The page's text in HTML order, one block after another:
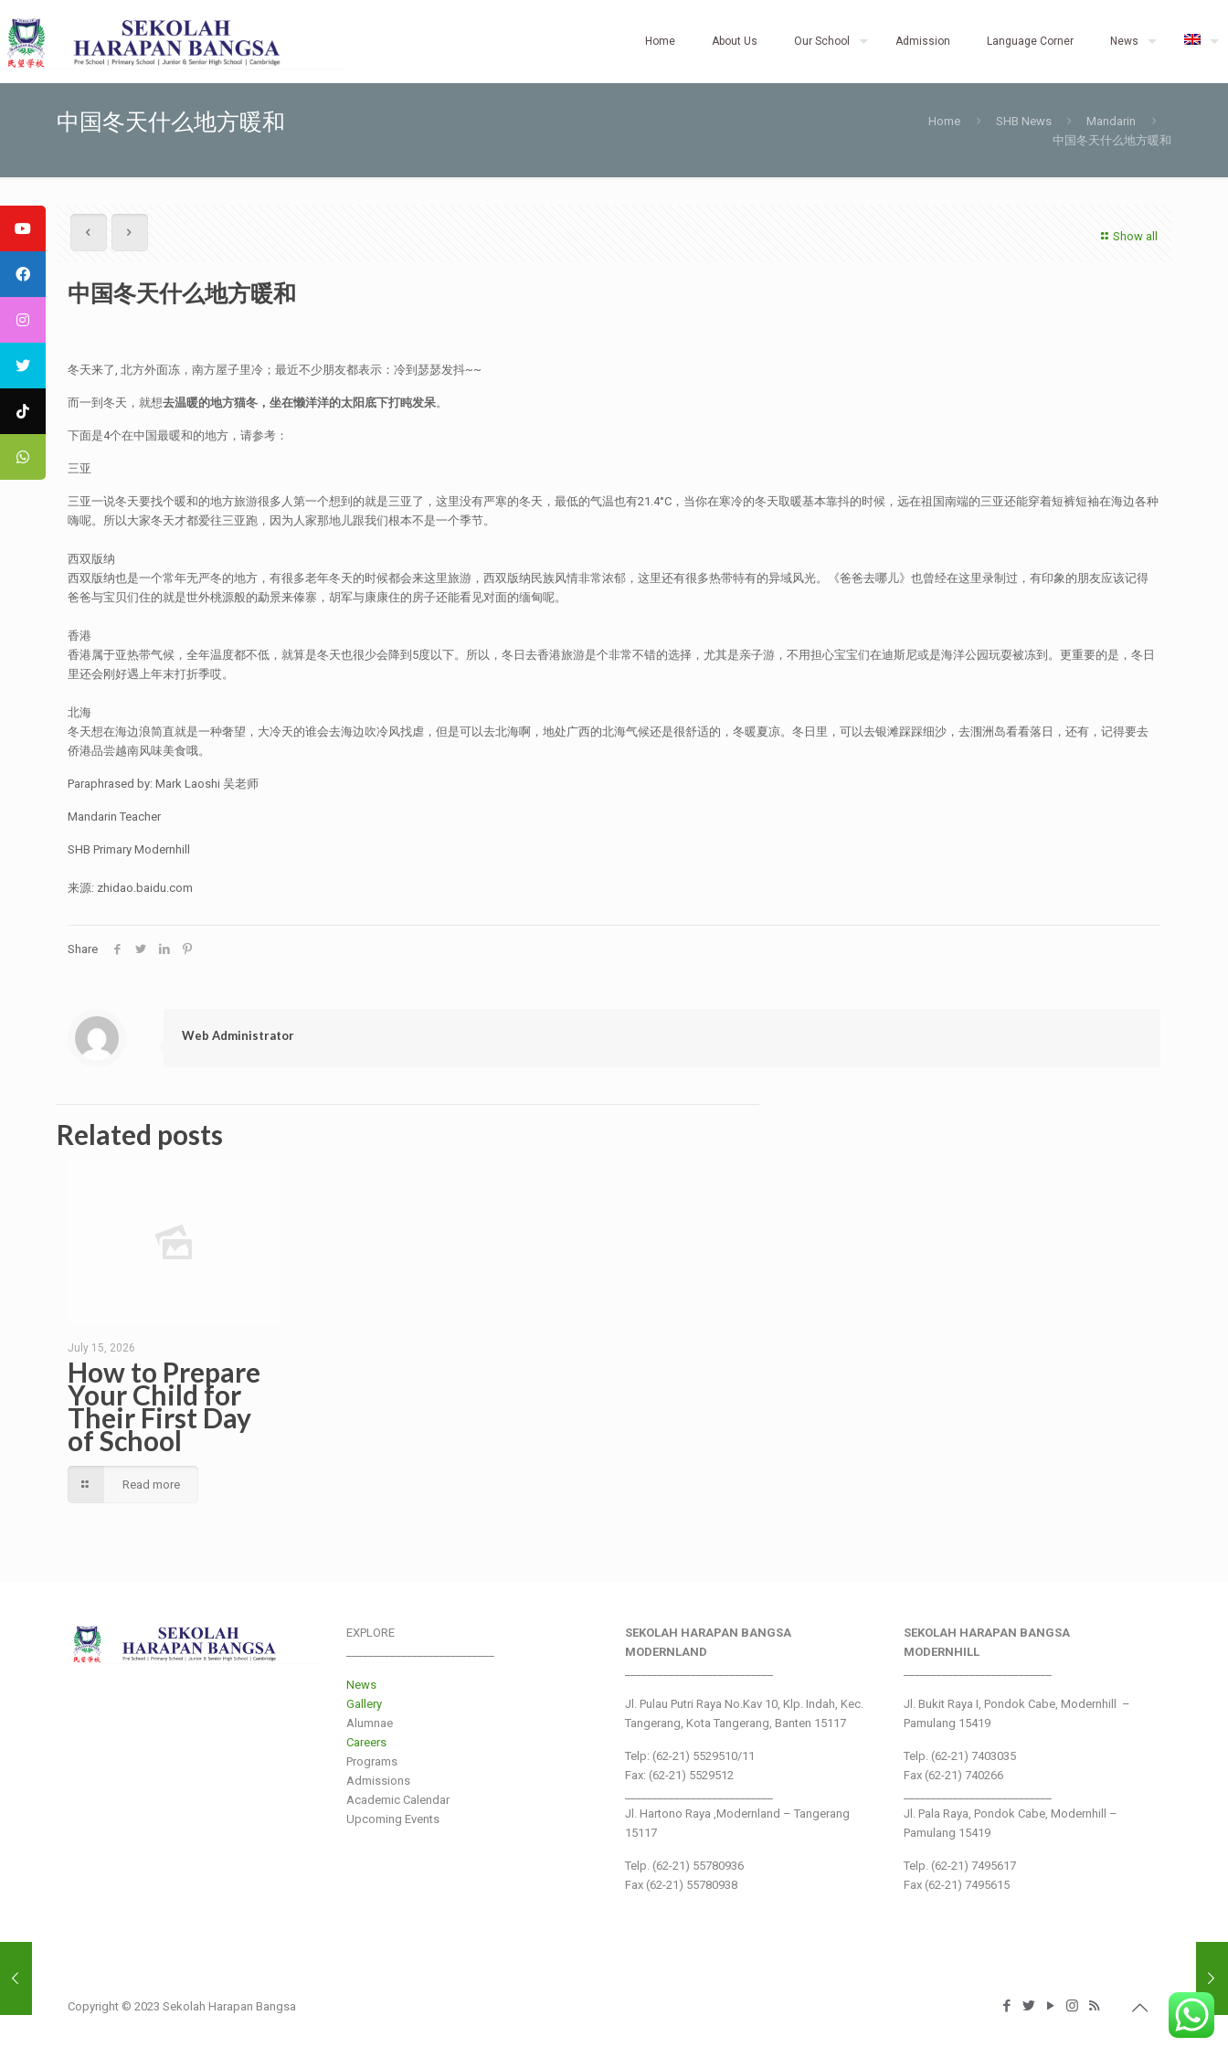
Home About Us Our School Admission Language Corner News
中国冬天什么地方暖和 Home SHB News
Mandarin
中国冬天什么地方暖和
Show all
中国冬天什么地方暖和
冬天来了, 北方外面冻，南方屋子里冷；最近不少朋友都表示：冷到瑟瑟发抖~~
而一到冬天，就想去温暖的地方猫冬，坐在懒洋洋的太阳底下打盹发呆。
下面是4个在中国最暖和的地方，请参考：
三亚
三亚一说冬天要找个暖和的地方旅游很多人第一个想到的就是三亚了，这里没有严寒的冬天，最低的气温也有21.4°C，当你在寒冷的冬天取暖基本靠抖的时候，远在祖国南端的三亚还能穿着短裤短袖在海边各种
嗨呢。所以大家冬天才都爱往三亚跑，因为人家那地儿跟我们根本不是一个季节。
西双版纳
西双版纳也是一个常年无严冬的地方，有很多老年冬天的时候都会来这里旅游，西双版纳民族风情非常浓郁，这里还有很多热带特有的异域风光。《爸爸去哪儿》也曾经在这里录制过，有印象的朋友应该记得
爸爸与宝贝们住的就是世外桃源般的勐景来傣寨，胡军与康康住的房子还能看见对面的缅甸呢。
香港
香港属于亚热带气候，全年温度都不低，就算是冬天也很少会降到5度以下。所以，冬日去香港旅游是个非常不错的选择，尤其是亲子游，不用担心宝宝们在迪斯尼或是海洋公园玩耍被冻到。更重要的是，冬日
里还会刚好遇上年末打折季哎。
北海
冬天想在海边浪简直就是一种奢望，大冷天的谁会去海边吹冷风找虐，但是可以去北海啊，地处广西的北海气候还是很舒适的，冬暖夏凉。冬日里，可以去银滩踩踩细沙，去涠洲岛看看落日，还有，记得要去
侨港品尝越南风味美食哦。
Paraphrased by: Mark Laoshi 吴老师
Mandarin Teacher
SHB Primary Modernhill
来源: zhidao.baidu.com
Share
Web Administrator
Related posts
July 15, 2026
How to Prepare
Your Child for
Their First Day
of School
Read more
EXPLORE
News
Gallery
Alumnae
Careers
Programs
Admissions
Academic Calendar
Upcoming Events
SEKOLAH HARAPAN BANGSA
MODERNLAND
Jl. Pulau Putri Raya No.Kav 10, Klp. Indah, Kec.
Tangerang, Kota Tangerang, Banten 15117
Telp: (62-21) 5529510/11
Fax: (62-21) 5529512
Jl. Hartono Raya ,Modernland – Tangerang
15117
Telp. (62-21) 55780936
Fax (62-21) 55780938
SEKOLAH HARAPAN BANGSA
MODERNHILL
Jl. Bukit Raya I, Pondok Cabe, Modernhill –
Pamulang 15419
Telp. (62-21) 7403035
Fax (62-21) 740266
Jl. Pala Raya, Pondok Cabe, Modernhill –
Pamulang 15419
Telp. (62-21) 7495617
Fax (62-21) 7495615
Copyright © 2023 Sekolah Harapan Bangsa